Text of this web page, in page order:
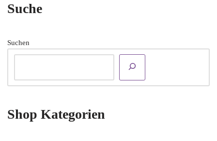
Suche
Suchen
Shop Kategorien